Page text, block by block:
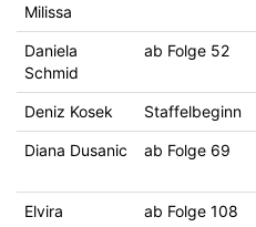
Milissa
Daniela
Schmid
ab Folge 52
Deniz Kosek Staffelbeginn
Diana Dusanic ab Folge 69
Elvira
ab Folge 108